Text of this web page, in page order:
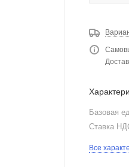
Базовая
Ставка
Все